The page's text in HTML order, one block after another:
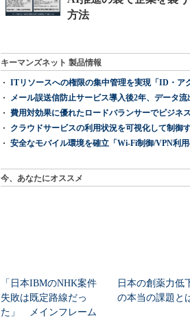
キーマンズネット 製品情報
ITリソースへの権限の集中管理を実現「ID・ア
メール誤送信防止サービス導入後2年、データ流
費用対効果に優れたロードバランサーでビジネ
クラウドサービスの利用状況を可視化して制御
安全なモバイル環境を確立「Wi-Fi制御/VPN利用
今、あなたにオススメ
「日本IBMのNHK案件
失敗は既定路線だっ
た」 メインフレーム
日本の創薬力低
の本当の課題と